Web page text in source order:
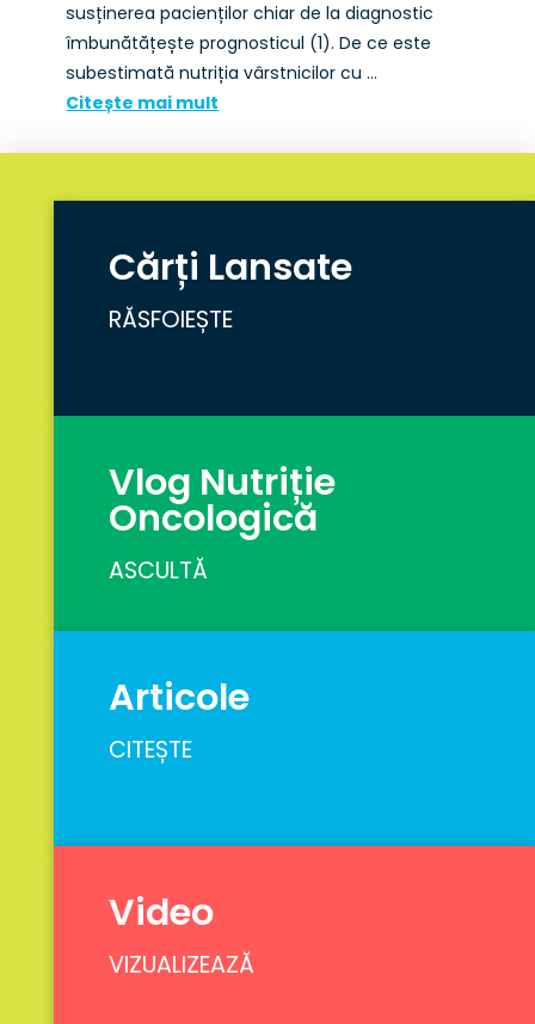
susținerea pacienților chiar de la diagnostic
îmbunătățește prognosticul (1). De ce este
subestimată nutriția vârstnicilor cu …
Citește mai mult
Cărți Lansate
RĂSFOIEȘTE
Vlog Nutriție
Oncologică
ASCULTĂ
Articole
CITEȘTE
Video
VIZUALIZEAZĂ